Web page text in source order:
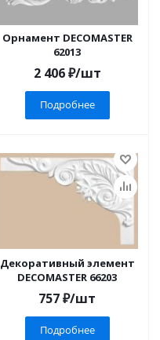
Орнамент DECOMASTER
62013
2 406₽/шт
Подробнее
Декоративный элемент
DECOMASTER 66203
757₽/шт
Подробнее